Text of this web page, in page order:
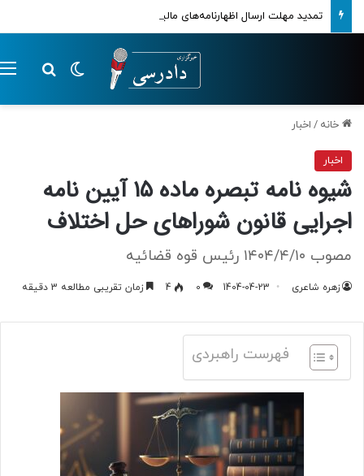
تمدید مهلت ارسال اظهارنامه‌های مالیاتی تا پایان تابستان 1405
تغییر پوسته
خانه / اخبار
اخبار
شیوه نامه تبصره ماده ۱۵ آیین نامه
اجرایی قانون شوراهای حل اختلاف
مصوب ۱۴۰۴/۴/۱۰ رئیس قوه قضائیه
زهره شاعری 1404-04-23
0
4 زمان تقریبی مطالعه 3 دقیقه
فهرست راهبردی